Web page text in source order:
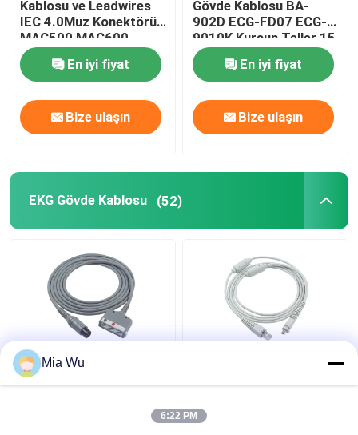
Kablosu ve Leadwires
IEC 4.0Muz Konektörü
MAC500 MAC600
2104727-001
En iyi fiyat
Bize ulaşın
Gövde Kablosu BA-
902D ECG-FD07 ECG-
9010K Kurşun Teller 15
Pin IEC Banana 4.0
En iyi fiyat
Bize ulaşın
EKG Gövde Kablosu (52)
IVY Biyomedikal
Sistemler EKG Ana
USB Datascope EKG
Kablosu
Mia Wu
6:22 PM